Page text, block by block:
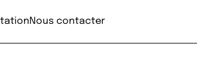
Nous contacter